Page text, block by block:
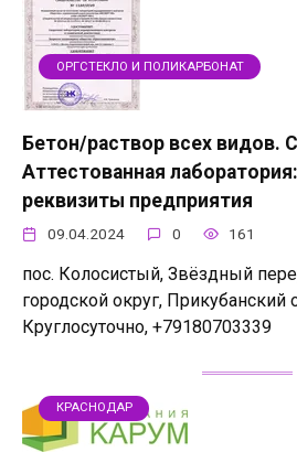
ОРГСТЕКЛО И ПОЛИКАРБОНАТ
Бетон/раствор всех видов.
Аттестованная
реквизиты предприятия
09.04.2024 0 161
пос. Колосистый, Звёздный
городской округ, Прикубанский
Круглосуточно, +79180703339
КРАСНОДАР